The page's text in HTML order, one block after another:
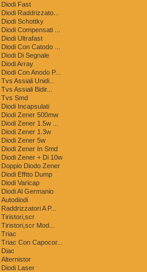
Diodi Fast
Diodi Raddrizzato...
Diodi Schottky
Diodi Compensati ...
Diodi Ultrafast
Diodi Con Catodo ...
Diodi Di Segnale
Diodi Array
Diodi Con Anodo P...
Tvs Assiali Unidi...
Tvs Assiali Bidir...
Tvs Smd
Diodi Incapsulati
Diodi Zener 500mw
Diodi Zener 1.5w ...
Diodi Zener 1.3w
Diodi Zener 5w
Diodi Zener In Smd
Diodi Zener + Di 10w
Doppio Diodo Zener
Diodi Efftto Dump
Diodi Varicap
Diodi Al Germanio
Autodiodi
Raddrizzatori A P...
Tiristori,scr
Tiristori,scr Mod...
Triac
Triac Con Capocor...
Diac
Alternistor
Diodi Laser